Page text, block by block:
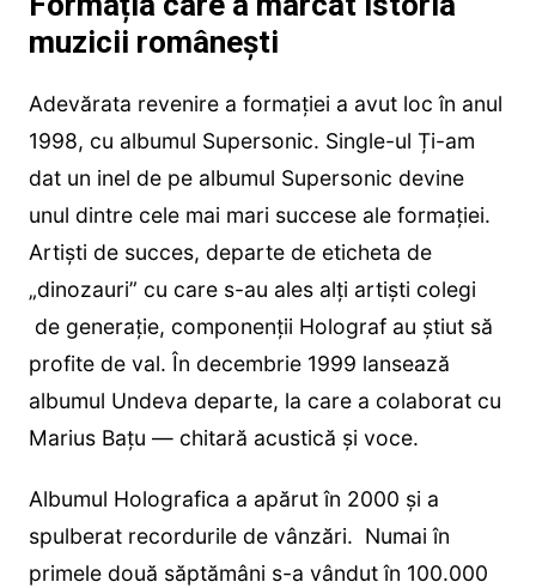
muzicii românești
Adevărata revenire a formației a avut loc în anul
1998, cu albumul Supersonic. Single-ul Ți-am
dat un inel de pe albumul Supersonic devine
unul dintre cele mai mari succese ale formației.
Artiști de succes, departe de eticheta de
„dinozauri” cu care s-au ales alți artiști colegi
de generație, componenții Holograf au știut să
profite de val. În decembrie 1999 lansează
albumul Undeva departe, la care a colaborat cu
Marius Bațu — chitară acustică și voce.
Albumul Holografica a apărut în 2000 și a
spulberat recordurile de vânzări. Numai în
primele două săptămâni s-a vândut în 100.000